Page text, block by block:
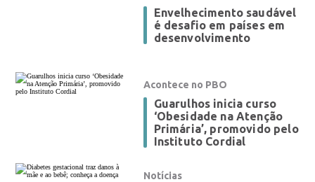
Envelhecimento saudável
é desafio em países em
desenvolvimento
Acontece no PBO
Guarulhos inicia curso
‘Obesidade na Atenção
Primária’, promovido pelo
Instituto Cordial
Notícias